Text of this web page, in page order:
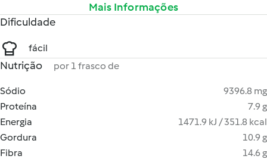
Mais Informações
Dificuldade
fácil
Nutrição por 1 frasco de
Sódio
9396.8 mg
Proteína
7.9 g
Energia
1471.9 kJ / 351.8 kcal
Gordura
10.9 g
Fibra
14.6 g